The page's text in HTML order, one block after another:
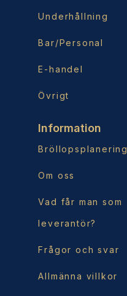
Underhållning
Bar/Personal
E-handel
Övrigt
Information
Bröllopsplanering
Om oss
Vad får man som
leverantör?
Frågor och svar
Allmänna villkor